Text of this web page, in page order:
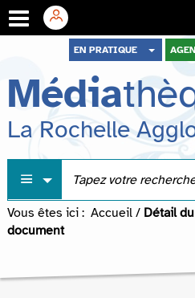
menu
contenu
recherche
EN PRATIQUE
Média
La Rochelle
Vous êtes ici : Accueil / Détail du
document